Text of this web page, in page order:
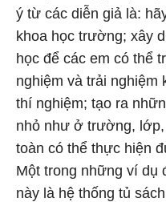
ý từ các diễn giả là:
khoa học trường; xây
học để các em có thể
nghiệm và trải nghiệm
thí nghiệm; tạo ra
nhỏ như ở trường,
toàn có thể thực hiện
Một trong những ví dụ
này là hệ thống tủ